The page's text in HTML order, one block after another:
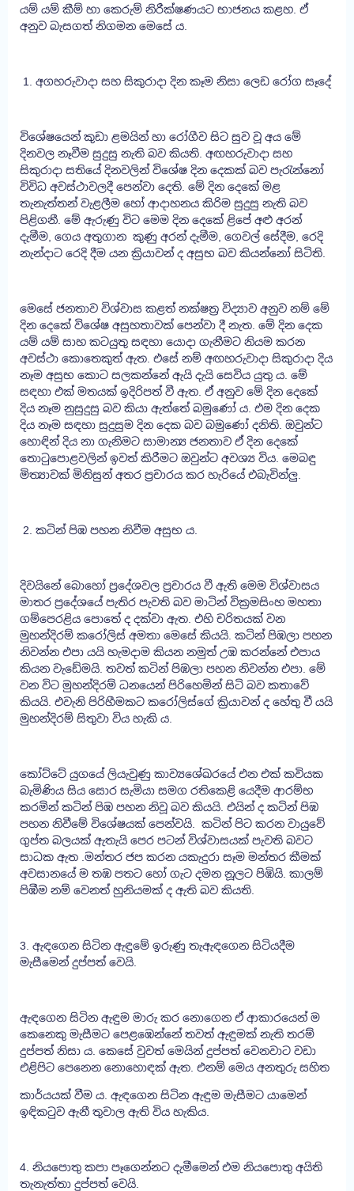
යම් යම් කීම් හා කෙරුම් නිරීක්ෂණයට භාජනය කළහ. ඒ
අනුව බැසගත් නිගමන මෙසේ ය.
1. අගහරුවාදා සහ සිකුරාදා දින කෑම නිසා ලෙඩ රෝග සෑදේ
විශේෂයෙන් කුඩා ළමයින් හා රෝගීව සිට සුව වූ අය මේ
දිනවල නෑවීම සුදුසු නැති බව කියති. අඟහරුවාදා සහ
සිකුරාදා සතියේ දිනවලින් විශේෂ දින දෙකක් බව පැරැන්නෝ
විවිධ අවස්ථාවලදී පෙන්වා දෙති. මේ දින දෙකේ මළ
තැනැත්තන් වැළලීම හෝ ආදාහනය කිරිම සුදුසු නැති බව
පිළිගනී. මේ ඇරුණු විට මෙම දින දෙකේ ළිපේ අළු අරන්
දැමීම, ගෙය අතුගාන කුණු අරන් දැමීම, ගෙවල් සේදීම, රෙදි
නැන්දාට රෙදි දීම යන ක්‍රියාවන් ද අසුභ බව කියන්නෝ සිටිති.
මෙසේ ජනතාව විශ්වාස කළත් නක්ෂත්‍ර විද්‍යාව අනුව නම් මේ
දින දෙකේ විශේෂ අසුහතාවක් පෙන්වා දී නැත. මේ දින දෙක
යම් යම් සාහ කටයුතු සඳහා යොදා ගැනීමට නියම කරන
අවස්ථා කොතෙකුත් ඇත. එසේ නම් අඟහරුවාදා සිකුරාදා දිය
නෑම අසුභ කොට සලකන්නේ ඇයි දැයි සෙවිය යුතු ය. මේ
සඳහා එක් මතයක් ඉදිරිපත් වී ඇත. ඒ අනුව මේ දින දෙකේ
දිය නෑම නුසුදුසු බව කියා ඇත්තේ බමුණෝ ය. එම දින දෙක
දිය නෑම සඳහා සුදුසුම දින දෙක බව බමුණෝ දනිති. ඔවුන්ට
හොඳින් දිය නා ගැනිමට සාමාන්‍ය ජනතාව ඒ දින දෙකේ
තොටුපොළවලින් ඉවත් කිරීමට ඔවුන්ට අවශ්‍ය විය. මෙබඳු
මිත්‍යාවක් මිනිසුන් අතර ප්‍රචාරය කර හැරියේ එබැවින්ලු.
2. කටින් පිඹ පහන නිවීම අසුභ ය.
දිවයිනේ බොහෝ ප්‍රදේශවල ප්‍රචාරය වී ඇති මෙම විශ්වාසය
මාතර ප්‍රදේශයේ පැතිර පැවති බව මාටින් වික්‍රමසිංහ මහතා
ගම්පෙරළිය පොතේ ද දක්වා ඇත. එහි චරිතයක් වන
මුහන්දිරම් කරෝලිස් අමතා මෙසේ කියයි. කටින් පිඹලා පහන
නිවන්න එපා යයි හැමදාම කියන නමුත් උඹ කරන්නේ එපාය
කියන වැඩේමයි. තවත් කටින් පිඹලා පහන නිවන්න එපා. මේ
වන විට මුහන්දිරම් ධනයෙන් පිරිහෙමින් සිටි බව කතාවේ
කියයි. එවැනි පිරිහීමකට කරෝලිස්ගේ ක්‍රියාවන් ද හේතු වී යයි
මුහන්දිරම් සිතුවා විය හැකි ය.
කෝට්ටේ යුගයේ ලියැවුණු කාව්‍යශේඛරයේ එන එක් කවියක
බැමිණිය සිය සොර සැමියා සමග රතිකෙළි යෙදීම ආරම්භ
කරමින් කටින් පිඹ පහන නිවූ බව කියයි. එයින් ද කටින් පිඹ
පහන නිවීමේ විශේෂයක් පෙන්වයි. කටින් පිට කරන වායුවේ
ගුප්ත බලයක් ඇතැයි පෙර පටන් විශ්වාසයක් පැවති බවට
සාධක ඇත .මන්තර ජප කරන යකැදුරා සෑම මන්තර කීමක්
අවසානයේ ම තඹ පතට හෝ ගැට දමන නූලට පිඹියි. කාලම්
පිඹීම නම් වෙනත් හුනියමක් ද ඇති බව කියති.
3. ඇඳගෙන සිටින ඇඳුමේ ඉරුණු තැඇඳගෙන සිටියදීම
මැසීමෙන් දුප්පත් වෙයි.
ඇඳගෙන සිටින ඇඳුම මාරු කර නොගෙන ඒ ආකාරයෙන් ම
කෙනෙකු මැසීමට පෙළඹෙන්නේ තවත් ඇඳුමක් නැති තරම්
දුප්පත් නිසා ය. කෙසේ වුවත් මෙයින් දුප්පත් වෙනවාට වඩා
එළිපිට පෙනෙන නොහොඳක් ඇත. එනම් මෙය අනතුරු සහිත
කාර්යයක් වීම ය. ඇඳගෙන සිටින ඇඳුම මැසීමට යාමෙන්
ඉඳිකටුව ඇනී තුවාල ඇති විය හැකිය.
4. නියපොතු කපා පෑගෙන්නට දැමීමෙන් එම නියපොතු අයිති
තැනැත්තා දුප්පත් වෙයි.